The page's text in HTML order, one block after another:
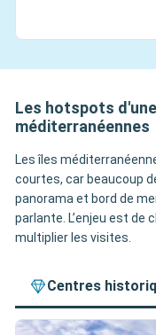
Les hotspots
méditerranéennes
Les îles
courtes, car beaucoup
panorama et bord de
parlante. L’enjeu est
multiplier les visites.
Centres